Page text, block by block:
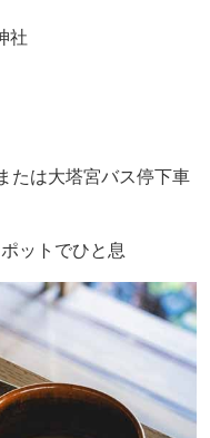
社
たは大塔宮バス停下車
ットでひと息